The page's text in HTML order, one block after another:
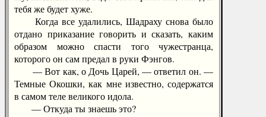
тебя же будет хуже.
Когда все удалились, Шадраху снова было
отдано приказание говорить и сказать, каким
образом можно спасти того чужестранца,
которого он сам предал в руки Фэнгов.
— Вот как, о Дочь Царей, — ответил он. —
Темные Окошки, как мне известно, содержатся
в самом теле великого идола.
— Откуда ты знаешь это?